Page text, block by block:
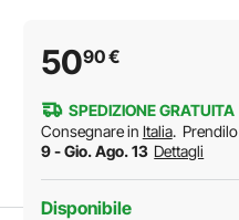
5090€
SPEDIZIONE GRATUITA
Consegnare in Italia. Prendilo
9 - Gio. Ago. 13 Dettagli
Disponibile